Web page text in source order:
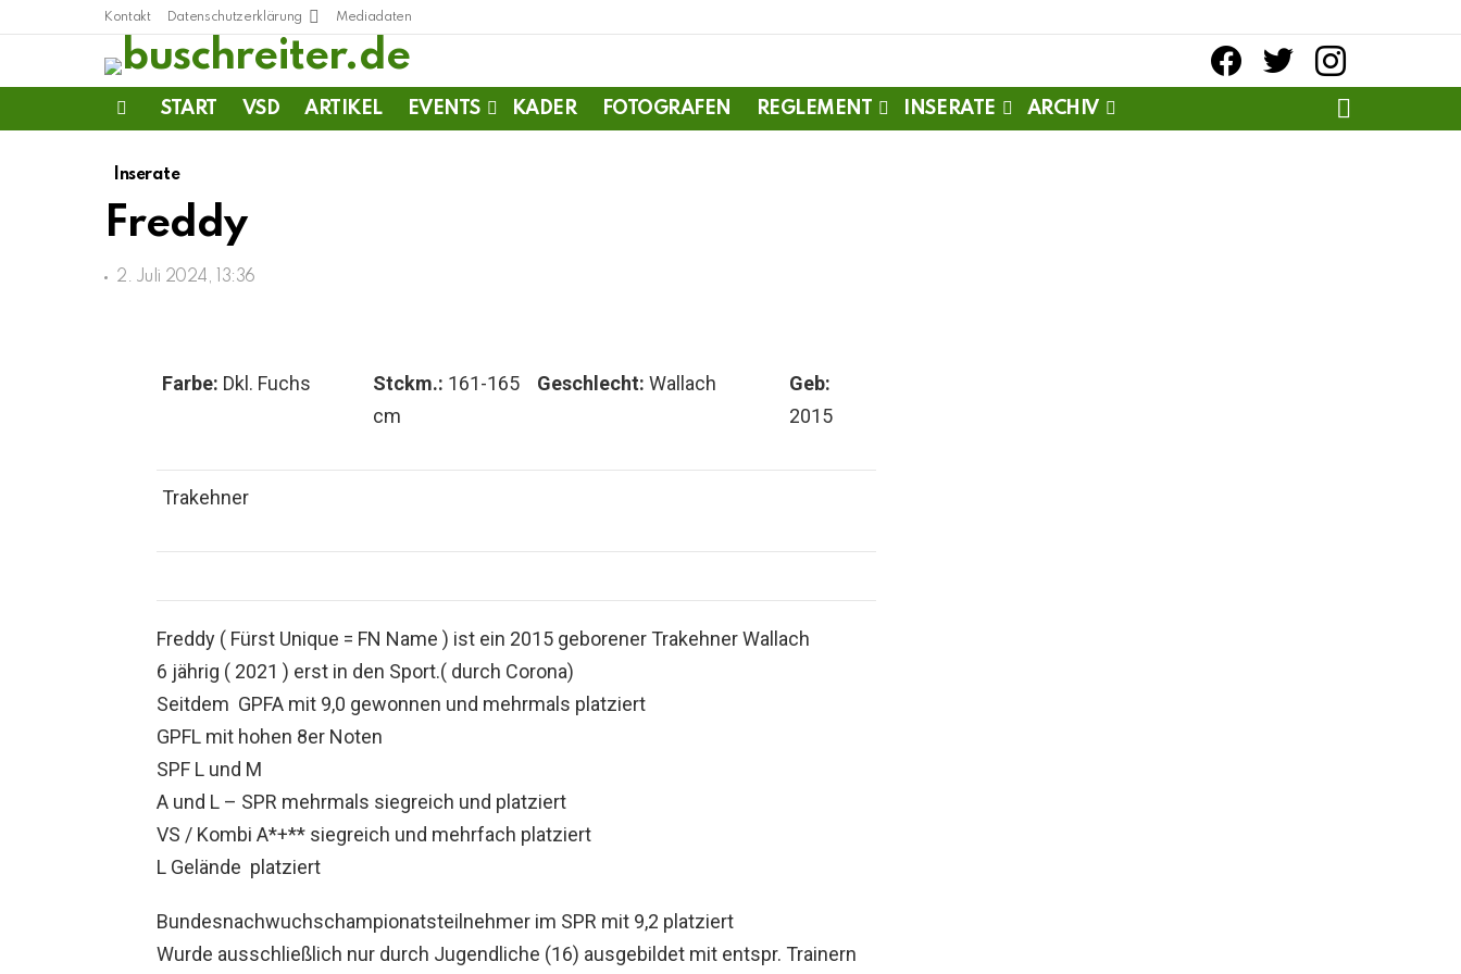
Kontakt Datenschutzerklärung Mediadaten
facebooktwitter instagram
START VSD ARTIKEL EVENTS KADER FOTOGRAFEN REGLEMENT INSERATE ARCHIV
Inserate
Freddy
2. Juli 2024, 13:36
Farbe: Dkl. Fuchs Stckm.: 161-165
cm
Geschlecht: Wallach
Geb:
2015
Trakehner
Freddy ( Fürst Unique = FN Name ) ist ein 2015 geborener Trakehner Wallach
6 jährig ( 2021 ) erst in den Sport.( durch Corona)
Seitdem GPFA mit 9,0 gewonnen und mehrmals platziert
GPFL mit hohen 8er Noten
SPF L und M
A und L – SPR mehrmals siegreich und platziert
VS / Kombi A*+** siegreich und mehrfach platziert
L Gelände platziert
Bundesnachwuchschampionatsteilnehmer im SPR mit 9,2 platziert
Wurde ausschließlich nur durch Jugendliche (16) ausgebildet mit entspr. Trainern